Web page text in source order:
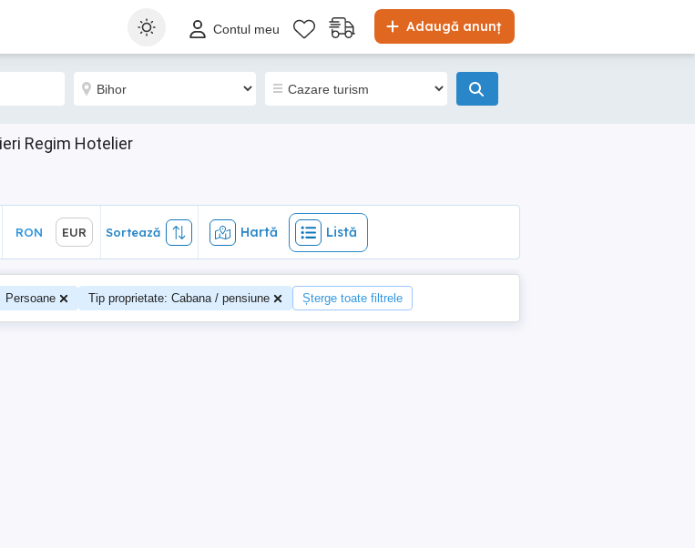
Adaugă anunț
Contul meu
Regim Hotelier
Sortează Hartă Listă
RON EUR Sortează Hartă Listă
Persoane Tip proprietate: Cabana / pensiune Șterge toate filtrele